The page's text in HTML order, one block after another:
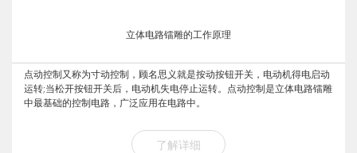
立体电路镭雕的工作原理
点动控制又称为寸动控制，顾名思义就是按动按钮开关，电动机得电启动
运转;当松开按钮开关后，电动机失电停止运转。点动控制是立体电路镭雕
中最基础的控制电路，广泛应用在电路中。
了解详细